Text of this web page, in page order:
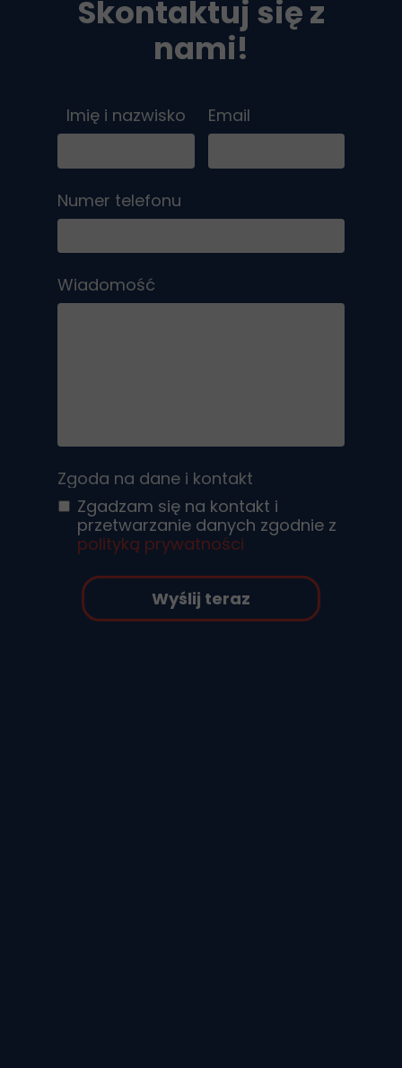
Skontaktuj się z
nami!
Imię i nazwisko Email
Numer telefonu
Wiadomość
Zgoda na dane i kontakt
Zgadzam się na kontakt i
przetwarzanie danych zgodnie z
polityką prywatności
Wyślij teraz